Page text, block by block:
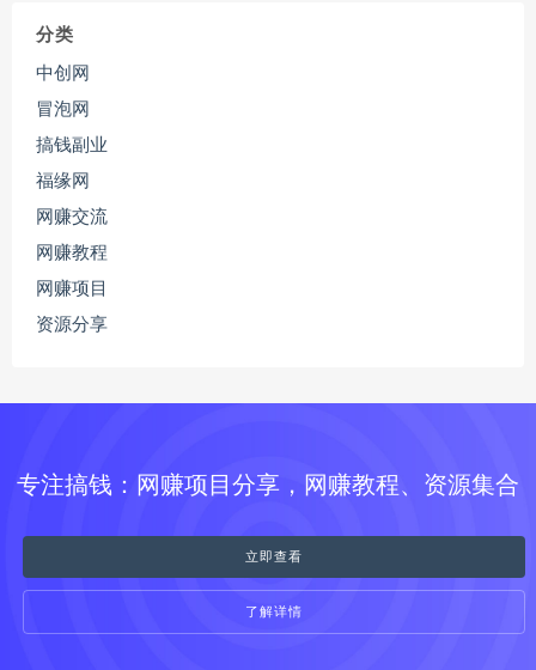
分类
中创网
冒泡网
搞钱副业
福缘网
网赚交流
网赚教程
网赚项目
资源分享
专注搞钱：网赚项目分享，网赚教程、资源集合
立即查看
了解详情